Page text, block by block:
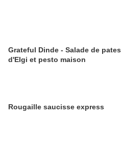
Grateful Dinde - Salade de pates
d'Elgi et pesto maison
Rougaille saucisse express